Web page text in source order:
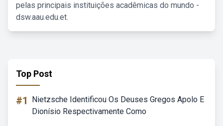
pelas principais instituições acadêmicas do mundo -
dsw.aau.edu.et.
Top Post
#1
Nietzsche Identificou Os Deuses Gregos Apolo E
Dionísio Respectivamente Como